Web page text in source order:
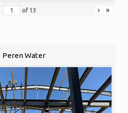
of 13 › »
Peren Water